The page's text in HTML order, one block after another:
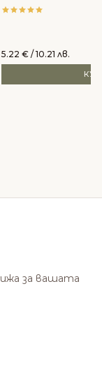
5.22 € / 10.21 лв.
за вашата